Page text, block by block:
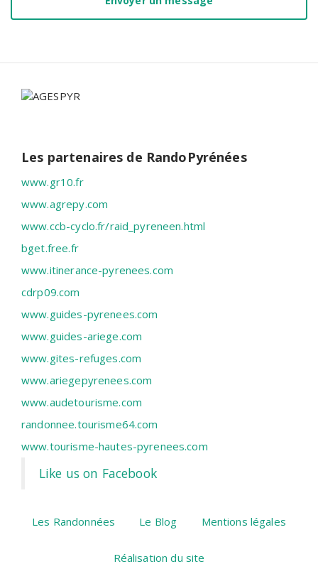
Les partenaires de RandoPyrénées
www.gr10.fr
www.agrepy.com
www.ccb-cyclo.fr/raid_pyreneen.html
bget.free.fr
www.itinerance-pyrenees.com
cdrp09.com
www.guides-pyrenees.com
www.guides-ariege.com
www.gites-refuges.com
www.ariegepyrenees.com
www.audetourisme.com
randonnee.tourisme64.com
www.tourisme-hautes-pyrenees.com
Like us on Facebook
Les Randonnées Le Blog Mentions légales
Réalisation du site